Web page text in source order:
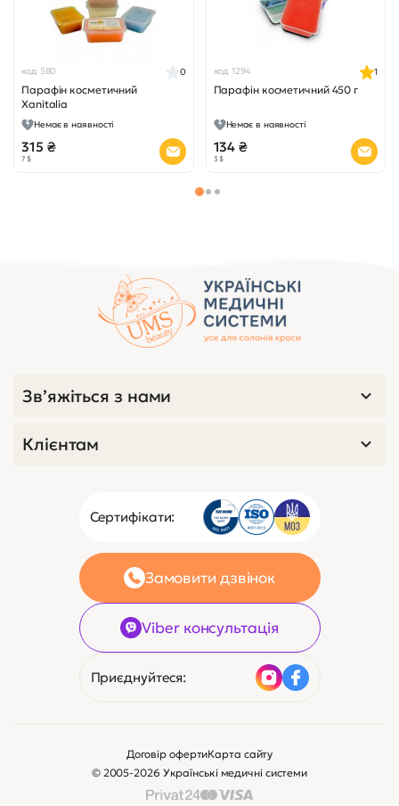
код 580
Парафін косметичний
Xanitalia
0
Немає в наявності
315 ₴
7 $
код 1294
Парафін косметичний 450 г
1
Немає в наявності
134 ₴
3 $
Сертифікати:
Замовити дзвінок
Viber консультація
Приєднуйтеся:
Зв’яжіться з нами
Клієнтам
© 2005-2026 Українські медичні системи
Договір офертиКарта сайту